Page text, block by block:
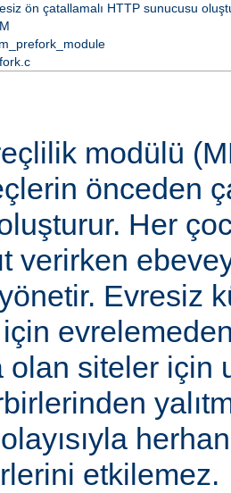
ön çatallamalı HTTP sunucusu
modülü
önceden
Her
verirken
Evresiz
olan siteler için
etkilemez.